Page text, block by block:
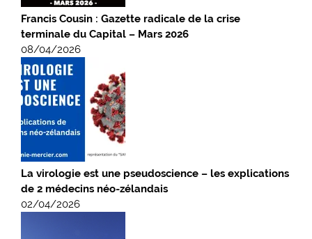
Francis Cousin : Gazette radicale de la crise
terminale du Capital – Mars 2026
08/04/2026
La virologie est une pseudoscience – les explications
de 2 médecins néo-zélandais
02/04/2026